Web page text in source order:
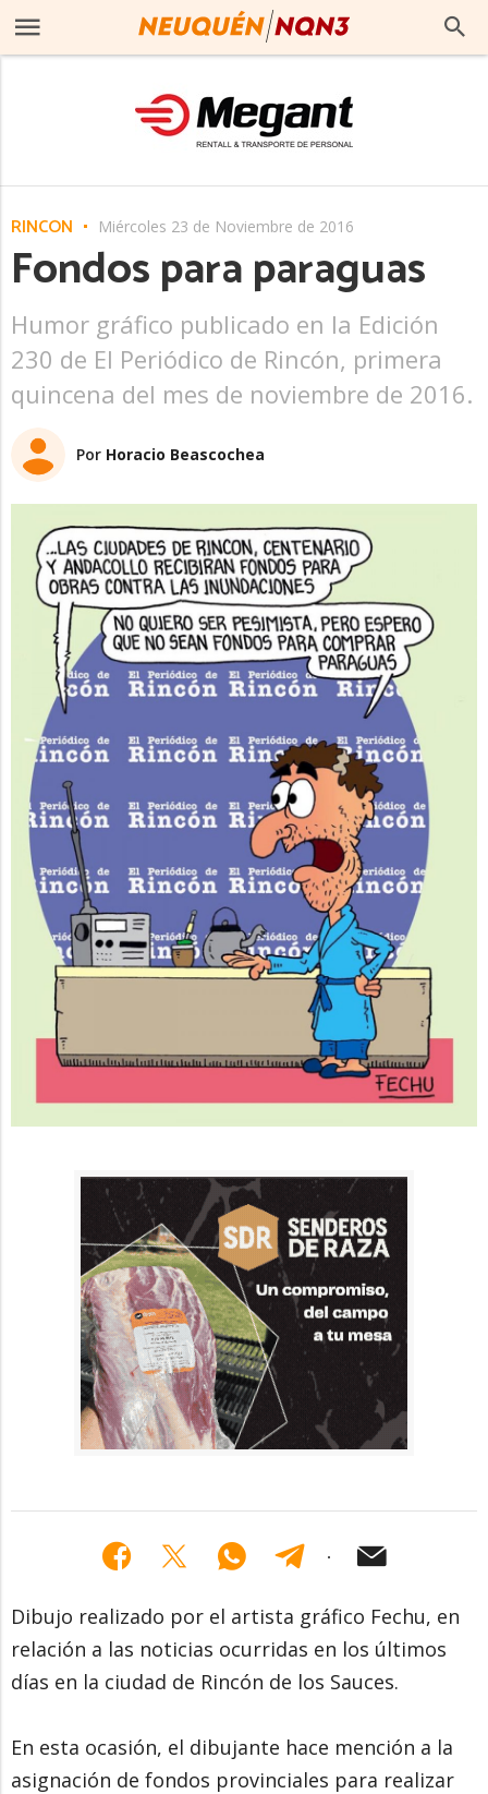
RINCÓN Miércoles 23 de Noviembre de 2016
Fondos para paraguas
Humor gráfico publicado en la Edición
230 de El Periódico de Rincón, primera
quincena del mes de noviembre de 2016.
Por Horacio Beascochea
Dibujo realizado por el artista gráfico Fechu, en
relación a las noticias ocurridas en los últimos
días en la ciudad de Rincón de los Sauces.
En esta ocasión, el dibujante hace mención a la
asignación de fondos provinciales para realizar